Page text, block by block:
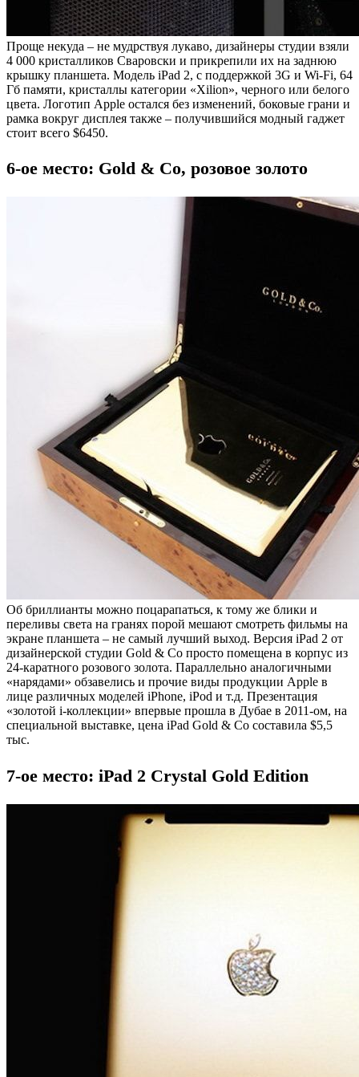
Проще некуда – не мудрствуя лукаво, дизайнеры студии взяли
4 000 кристалликов Сваровски и прикрепили их на заднюю
крышку планшета. Модель iPad 2, с поддержкой 3G и Wi-Fi, 64
Гб памяти, кристаллы категории «Xilion», черного или белого
цвета. Логотип Apple остался без изменений, боковые грани и
рамка вокруг дисплея также – получившийся модный гаджет
стоит всего $6450.
6-ое место: Gold & Co, розовое золото
Об бриллианты можно поцарапаться, к тому же блики и
переливы света на гранях порой мешают смотреть фильмы на
экране планшета – не самый лучший выход. Версия iPad 2 от
дизайнерской студии Gold & Co просто помещена в корпус из
24-каратного розового золота. Параллельно аналогичными
«нарядами» обзавелись и прочие виды продукции Apple в
лице различных моделей iPhone, iPod и т.д. Презентация
«золотой i-коллекции» впервые прошла в Дубае в 2011-ом, на
специальной выставке, цена iPad Gold & Co составила $5,5
тыс.
7-ое место: iPad 2 Crystal Gold Edition